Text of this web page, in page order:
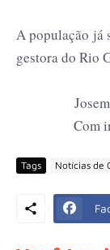
A população já
gestora do Rio
Com
Tags Notícias de